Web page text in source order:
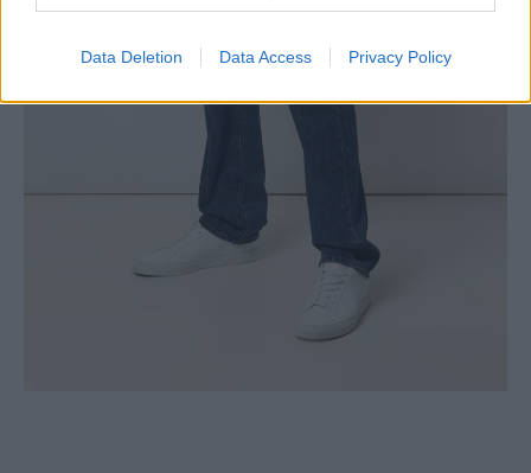
Data Deletion Data Access Privacy Policy